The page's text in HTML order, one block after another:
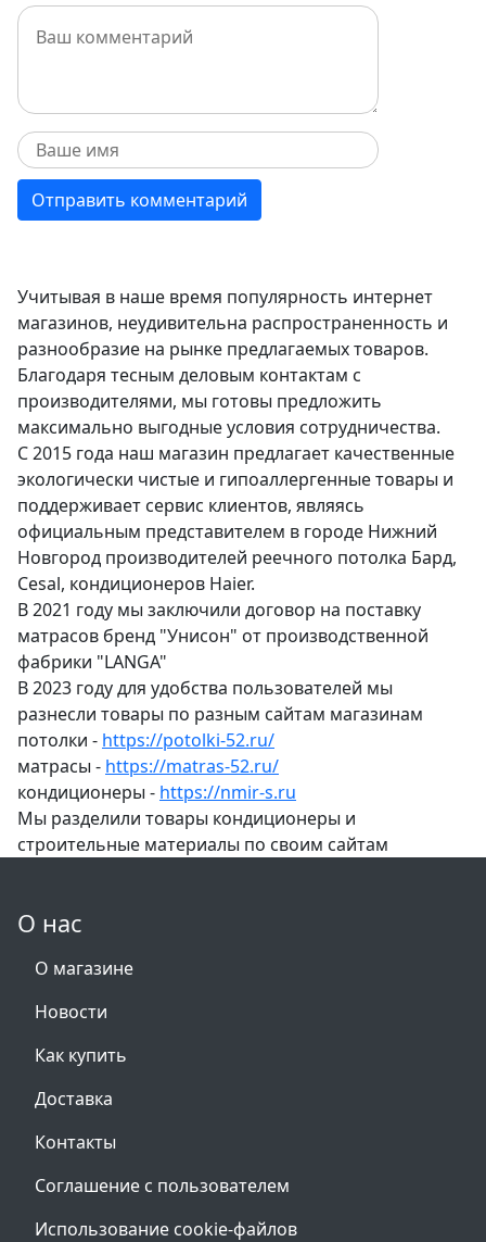
Учитывая в наше время популярность интернет
магазинов, неудивительна распространенность и
разнообразие на рынке предлагаемых товаров.
Благодаря тесным деловым контактам с
производителями, мы готовы предложить
максимально выгодные условия сотрудничества.
С 2015 года наш магазин предлагает качественные
экологически чистые и гипоаллергенные товары и
поддерживает сервис клиентов, являясь
официальным представителем в городе Нижний
Новгород производителей реечного потолка Бард,
Cesal, кондиционеров Haier.
В 2021 году мы заключили договор на поставку
матрасов бренд "Унисон" от производственной
фабрики "LANGA"
В 2023 году для удобства пользователей мы
разнесли товары по разным сайтам магазинам
потолки - https://potolki-52.ru/
матрасы - https://matras-52.ru/
кондиционеры - https://nmir-s.ru
Мы разделили товары кондиционеры и
строительные материалы по своим сайтам
О нас
О магазине
Новости
Как купить
Доставка
Контакты
Соглашение с пользователем
Использование cookie-файлов